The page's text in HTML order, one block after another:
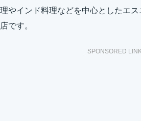
理やインド料理などを中心としたエ
店です。
SPONSORED